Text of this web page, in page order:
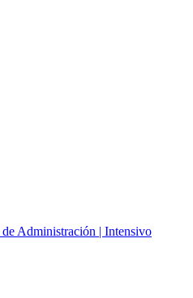
Administración | Intensivo